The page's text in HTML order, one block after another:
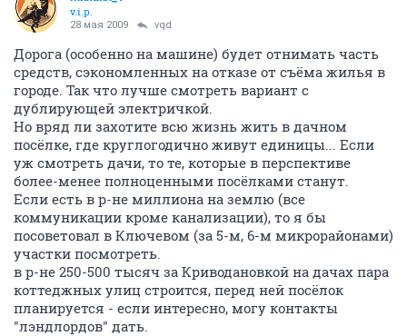
v.i.p.
28 мая 2009 vqd
Дорога (особенно на машине) будет отнимать часть
средств, сэкономленных на отказе от съёма жилья в
городе. Так что лучше смотреть вариант с
дублирующей электричкой.
Но вряд ли захотите всю жизнь жить в дачном
посёлке, где круглогодично живут единицы... Если
уж смотреть дачи, то те, которые в перспективе
более-менее полноценными посёлками станут.
Если есть в р-не миллиона на землю (все
коммуникации кроме канализации), то я бы
посоветовал в Ключевом (за 5-м, 6-м микрорайонами)
участки посмотреть.
в р-не 250-500 тысяч за Криводановкой на дачах пара
коттеджных улиц строится, перед ней посёлок
планируется - если интересно, могу контакты
"лэндлордов" дать.